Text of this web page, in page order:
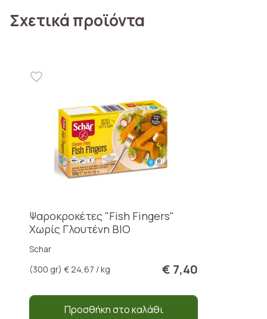
Σχετικά προϊόντα
Ψαροκροκέτες "Fish Fingers"
Χωρίς Γλουτένη ΒΙΟ
Schar
(300 gr) € 24,67 / kg
€ 7,40
Προσθήκη στο καλάθι